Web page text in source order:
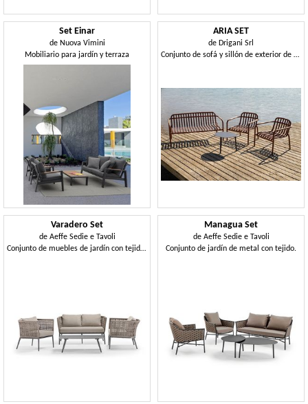
Set Einar
de Nuova Vimini
Mobiliario para jardín y terraza
ARIA SET
de Drigani Srl
Conjunto de sofá y sillón de exterior de aluminio.
Varadero Set
de Aeffe Sedie e Tavoli
Conjunto de muebles de jardín con tejido de cuerda.
Managua Set
de Aeffe Sedie e Tavoli
Conjunto de jardín de metal con tejido.